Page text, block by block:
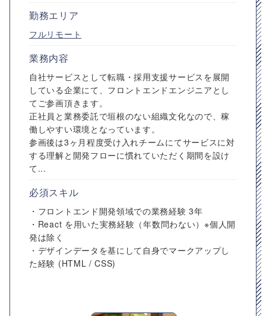
勤務エリア
フルリモート
業務内容
自社サービスとして転職・採用支援サービスを展開
している企業にて、フロントエンドエンジニアとし
てご参画頂きます。
正社員と業務委託で垣根のない組織文化なので、稼
働しやすい環境となっています。
参画後は3ヶ月程度受け入れチームにてサービスに対
する理解と開発フローに慣れていただく期間を設け
て...
必須スキル
・フロントエンド開発領域での業務経験 3年
・React を用いた実務経験（年数問わない）※個人開
発は除く
・デザインデータを基にして自身でマークアップし
た経験 (HTML / CSS)